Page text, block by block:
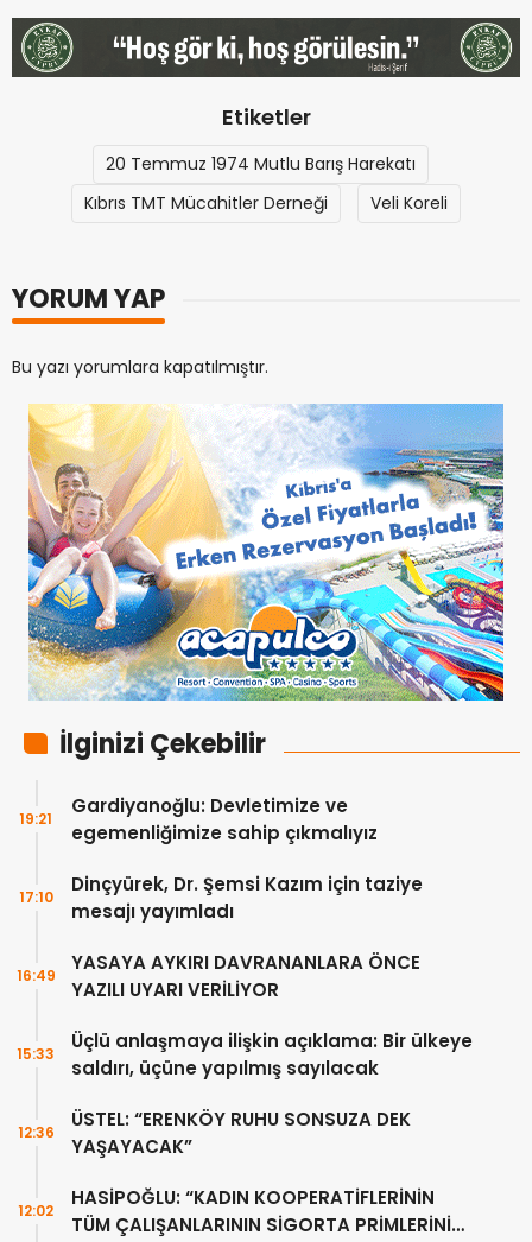
Etiketler
20 Temmuz 1974 Mutlu Barış Harekatı
Kıbrıs TMT Mücahitler Derneği
Veli Koreli
YORUM YAP
Bu yazı yorumlara kapatılmıştır.
İlginizi Çekebilir
Gardiyanoğlu: Devletimize ve
egemenliğimize sahip çıkmalıyız
19:21
Dinçyürek, Dr. Şemsi Kazım için taziye
mesajı yayımladı
17:10
YASAYA AYKIRI DAVRANANLARA ÖNCE
YAZILI UYARI VERİLİYOR
16:49
Üçlü anlaşmaya ilişkin açıklama: Bir ülkeye
saldırı, üçüne yapılmış sayılacak
15:33
ÜSTEL: “ERENKÖY RUHU SONSUZA DEK
YAŞAYACAK”
12:36
HASİPOĞLU: “KADIN KOOPERATİFLERİNİN
TÜM ÇALIŞANLARININ SİGORTA PRİMLERİNİ
12:02